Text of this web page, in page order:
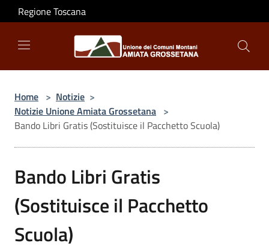
Salta al contenuto principale
Regione Toscana
Home > Notizie >
Notizie Unione Amiata Grossetana >
Bando Libri Gratis (Sostituisce il Pacchetto Scuola)
Bando Libri Gratis
(Sostituisce il Pacchetto
Scuola)